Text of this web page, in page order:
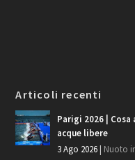
Articoli recenti
Parigi 2026 |
acque libere
3 Ago 2026| Nuoto